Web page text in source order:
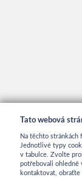
Tato webová
Na těchto
Jednotlivé typy
v tabulce. Zvolte
potřebovali ohledně
kontaktovat, obraťte